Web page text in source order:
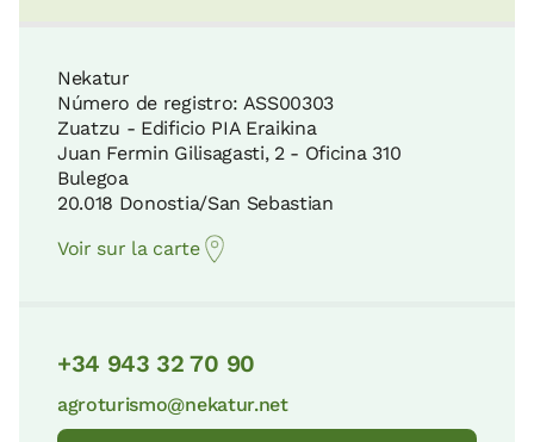
Nekatur
Número de registro: ASS00303
Zuatzu - Edificio PIA Eraikina
Juan Fermin Gilisagasti, 2 - Oficina 310
Bulegoa
20.018 Donostia/San Sebastian
Voir sur la carte
+34 943 32 70 90
agroturismo@nekatur.net